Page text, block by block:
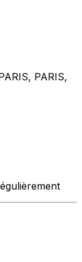
PARIS,